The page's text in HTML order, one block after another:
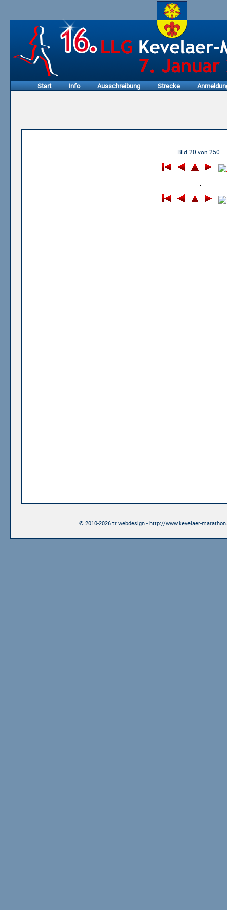
Start Info Ausschreibung Strecke
Bild 20 von 250
© 2010-2026 tr webdesign - http://www.kevelaer-